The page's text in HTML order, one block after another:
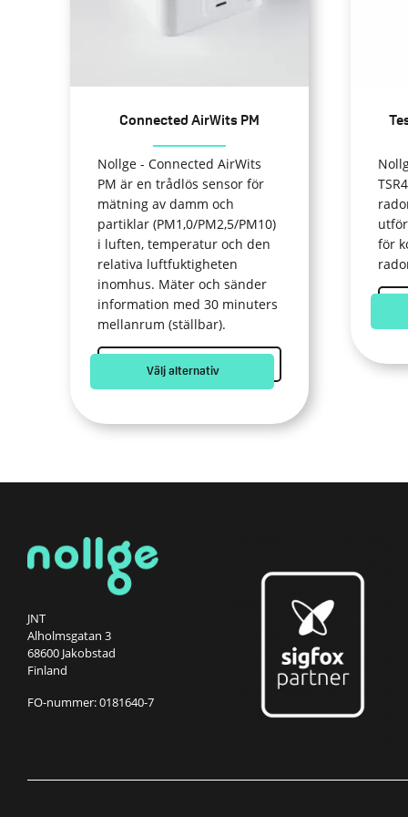
Connected AirWits PM
Nollge - Connected AirWits
PM är en trådlös sensor för
mätning av damm och
partiklar (PM1,0/PM2,5/PM10)
i luften, temperatur och den
relativa luftfuktigheten
inomhus. Mäter och sänder
information med 30 minuters
mellanrum (ställbar).
Välj alternativ
kan
väljas
produktsidan
för
JNT
Alholmsgatan 3
68600 Jakobstad
Finland
FO-nummer: 0181640-7